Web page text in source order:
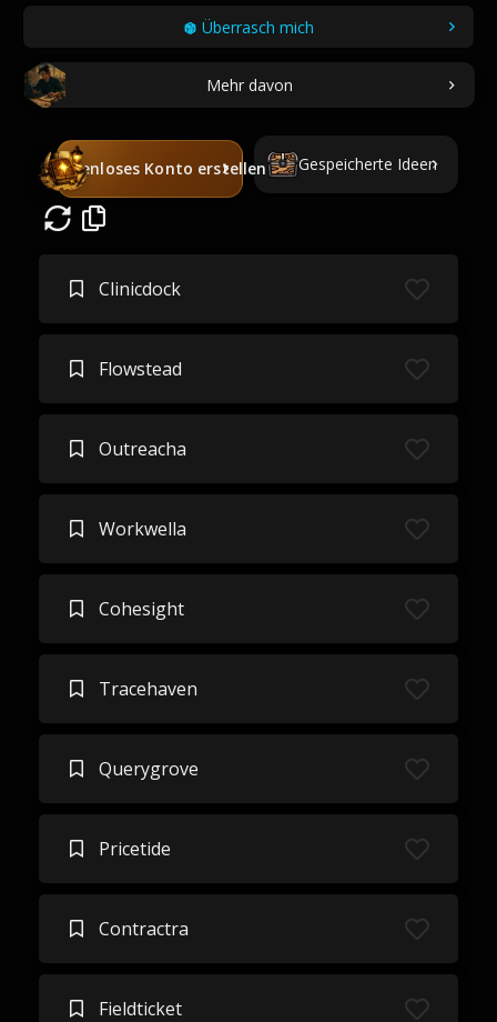
Überrasch mich
Mehr davon
Kostenloses Konto erstellen Gespeicherte Ideen
Clinicdock
Flowstead
Outreacha
Workwella
Cohesight
Tracehaven
Querygrove
Pricetide
Contractra
Fieldticket